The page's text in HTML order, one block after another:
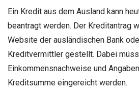
Ein Kredit aus dem Ausland kann
beantragt werden. Der Kreditantrag
Website der ausländischen Bank
Kreditvermittler gestellt. Dabei
Einkommensnachweise und
Kreditsumme eingereicht werden.